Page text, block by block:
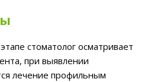
стоматолог осматривает
при выявлении
лечение профильным